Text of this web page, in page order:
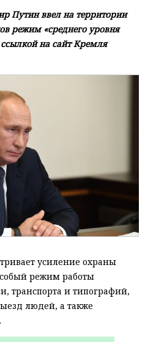
Путин ввел на территории
режим «среднего уровня
на сайт Кремля
усиление охраны
режим работы
транспорта и типографий,
людей, а также